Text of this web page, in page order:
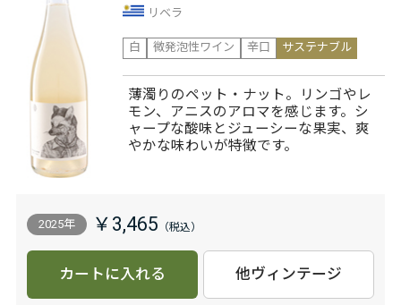
リベラ
白
微発泡性ワイン 辛口 サステナブル
薄濁りのペット・ナット。リンゴやレ
モン、アニスのアロマを感じます。シ
ャープな酸味とジューシーな果実、爽
やかな味わいが特徴です。
2025年 ￥3,465
カートに入れる 他ヴィンテージ